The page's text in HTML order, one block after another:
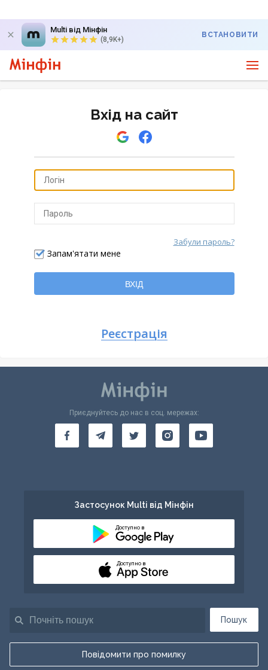
Multi від Мінфін
(8,9K+)
ВСТАНОВИТИ
Вхід на сайт
Запам'ятати мене
Забули пароль?
ВХІД
Реєстрація
Пошук
Повідомити про помилку
Приєднуйтесь до нас в соц. мережах:
Застосунок Multi від Мінфін
Доступно в
Доступно в